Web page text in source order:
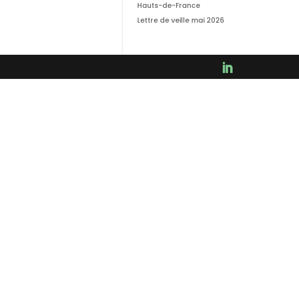
Hauts-de-France
Lettre de veille mai 2026